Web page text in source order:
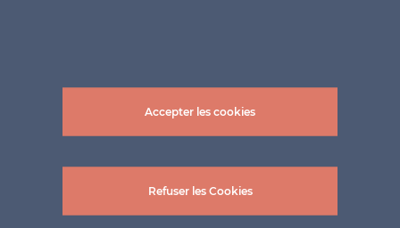
Accepter les cookies
Refuser les Cookies